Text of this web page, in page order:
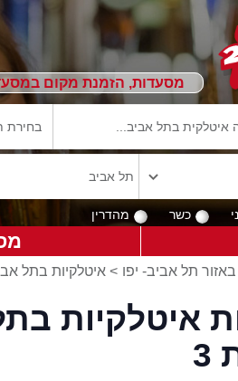
מסעדות, הזמנת מקום
כשר מהדרין
תל אביב- יפו > איטלקיות בתל
איטלקיות